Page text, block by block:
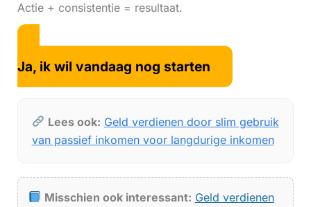
Actie + consistentie = resultaat.
Ja, ik wil vandaag nog starten
Lees ook: Geld verdienen door slim gebruik
van passief inkomen voor langdurige inkomen
Misschien ook interessant: Geld verdienen